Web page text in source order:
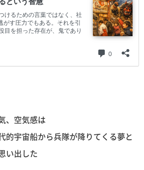
、空気感は
的宇宙船から兵隊が降りてくる夢と
い出した